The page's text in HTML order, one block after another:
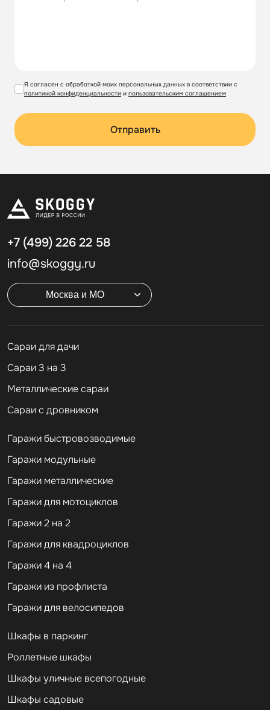
Я согласен с обработкой моих персональных данных в соответствии с
политикой конфиденциальности и пользовательским соглашением
Отправить
+7 (499) 226 22 58
info@skoggy.ru
Москва и МО
Cараи для дачи
Сараи 3 на 3
Металлические сараи
Сараи с дровником
Гаражи быстровозводимые
Гаражи модульные
Гаражи металлические
Гаражи для мотоциклов
Гаражи 2 на 2
Гаражи для квадроциклов
Гаражи 4 на 4
Гаражи из профлиста
Гаражи для велосипедов
Шкафы в паркинг
Роллетные шкафы
Шкафы уличные всепогодные
Шкафы садовые